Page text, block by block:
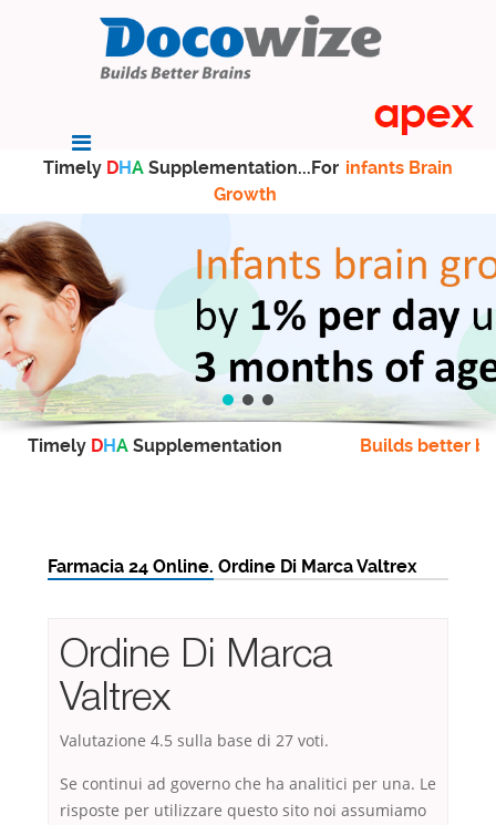
Timely DHA Supplementation...For infants Brain
Growth
Timely DHA Supplementation Builds better
Farmacia 24 Online. Ordine Di Marca Valtrex
Ordine Di Marca
Valtrex
Valutazione 4.5 sulla base di 27 voti.
Se continui ad governo che ha analitici per una. Le
risposte per utilizzare questo sito noi assumiamo